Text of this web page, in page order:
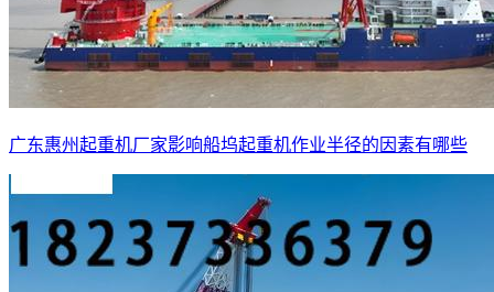
广东惠州起重机厂家影响船坞起重机作业半径的因素有哪些